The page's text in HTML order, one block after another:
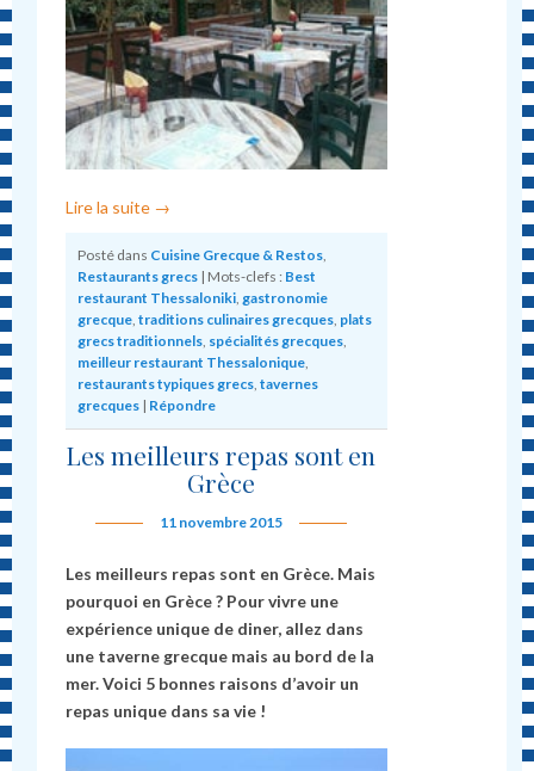
Lire la suite →
Posté dans Cuisine Grecque & Restos,
Restaurants grecs | Mots-clefs : Best
restaurant Thessaloniki,gastronomie
grecque,traditions culinaires grecques, plats
grecs traditionnels, spécialités grecques,
meilleur restaurant Thessalonique,
restaurants typiques grecs,tavernes
grecques | Répondre
Les meilleurs repas sont en
Grèce
11 novembre 2015
Les meilleurs repas sont en Grèce. Mais
pourquoi en Grèce ? Pour vivre une
expérience unique de diner, allez dans
une taverne grecque mais au bord de la
mer. Voici 5 bonnes raisons d’avoir un
repas unique dans sa vie !